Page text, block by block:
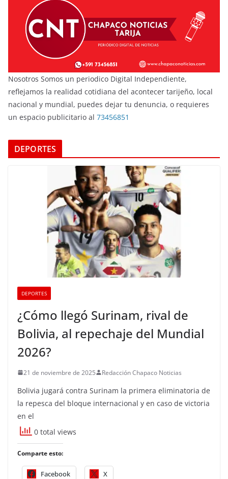
Nosotros Somos un periodico Digital Independiente,
reflejamos la realidad cotidiana del acontecer tarijeño, local
nacional y mundial, puedes dejar tu denuncia, o requieres
un espacio publicitario al 73456851
DEPORTES
DEPORTES
¿Cómo llegó Surinam, rival de
Bolivia, al repechaje del Mundial
2026?
21 de noviembre de 2025 Redacción Chapaco Noticias
Bolivia jugará contra Surinam la primera eliminatoria de
la repesca del bloque internacional y en caso de victoria
en el
0 total views
Comparte esto:
Facebook X